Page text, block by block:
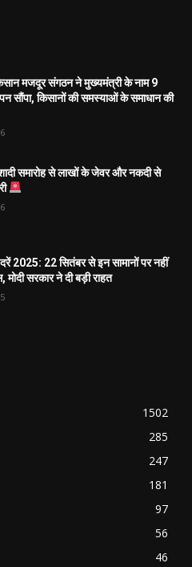
मजदूर संगठन ने मुख्यमंत्री के नाम 9
सौंपा, किसानों की समस्याओं के समाधान की
समारोह से लाखों के जेवर और नकदी से
2025: 22 सितंबर से इन सामानों पर नहीं
मोदी सरकार ने दी बड़ी राहत
1502
285
247
181
97
56
46